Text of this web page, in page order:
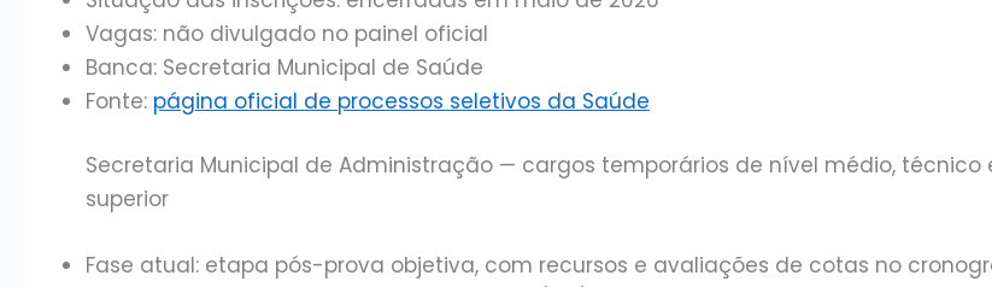
Vagas: não divulgado no painel oficial
Banca: Secretaria Municipal de Saúde
Fonte: página oficial de processos seletivos da Saúde
Secretaria Municipal de Administração — cargos temporários de nível médio, técnico
superior
Fase atual: etapa pós-prova objetiva, com recursos e avaliações de cotas no